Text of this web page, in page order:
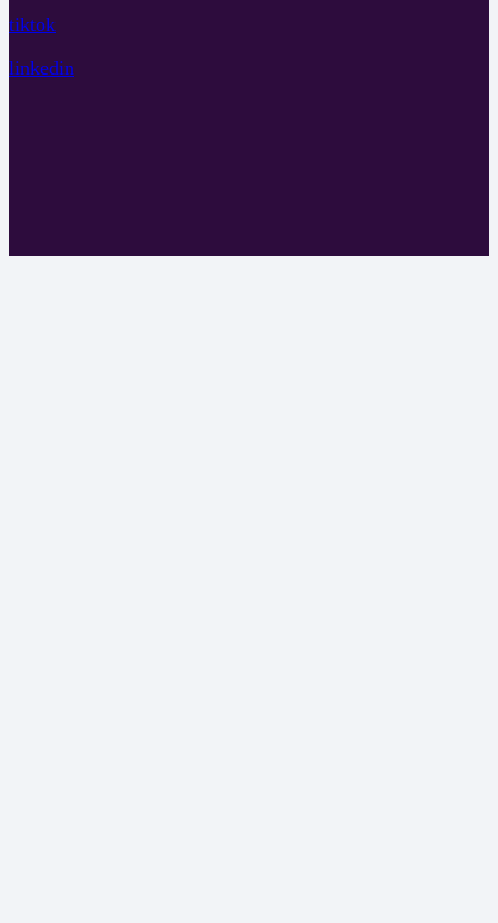
tiktok
linkedin